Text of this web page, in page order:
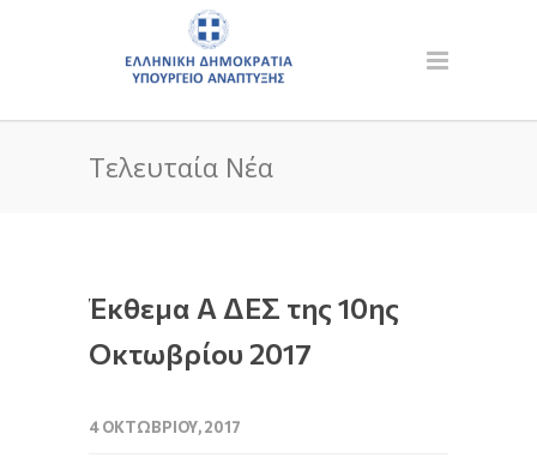
Τελευταία Νέα
Έκθεμα Α ΔΕΣ της 10ης
Οκτωβρίου 2017
4 ΟΚΤΩΒΡΊΟΥ, 2017